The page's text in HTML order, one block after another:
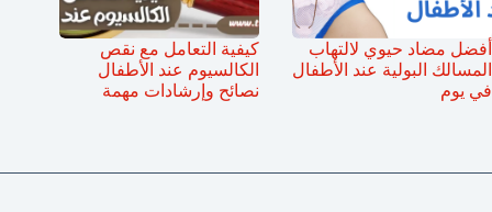
أفضل مضاد حيوي لالتهاب
المسالك البولية عند الأطفال
في يوم
كيفية التعامل مع نقص
الكالسيوم عند الأطفال
نصائح وإرشادات مهمة